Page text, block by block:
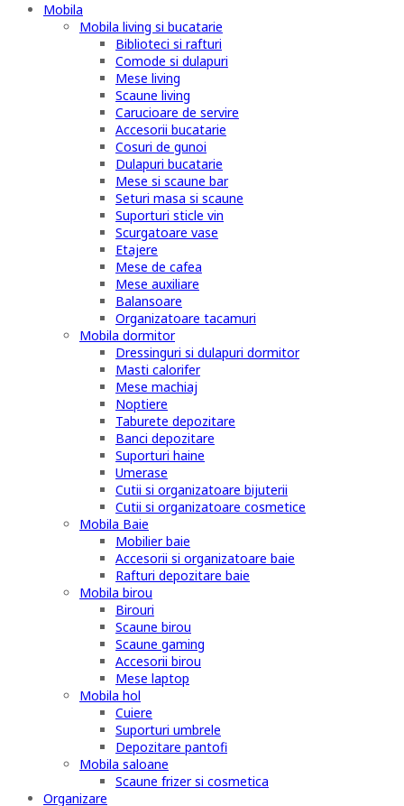
Mobila
Mobila living si bucatarie
Biblioteci si rafturi
Comode si dulapuri
Mese living
Scaune living
Carucioare de servire
Accesorii bucatarie
Cosuri de gunoi
Dulapuri bucatarie
Mese si scaune bar
Seturi masa si scaune
Suporturi sticle vin
Scurgatoare vase
Etajere
Mese de cafea
Mese auxiliare
Balansoare
Organizatoare tacamuri
Mobila dormitor
Dressinguri si dulapuri dormitor
Masti calorifer
Mese machiaj
Noptiere
Taburete depozitare
Banci depozitare
Suporturi haine
Umerase
Cutii si organizatoare bijuterii
Cutii si organizatoare cosmetice
Mobila Baie
Mobilier baie
Accesorii si organizatoare baie
Rafturi depozitare baie
Mobila birou
Birouri
Scaune birou
Scaune gaming
Accesorii birou
Mese laptop
Mobila hol
Cuiere
Suporturi umbrele
Depozitare pantofi
Mobila saloane
Scaune frizer si cosmetica
Organizare